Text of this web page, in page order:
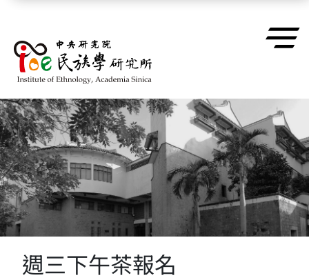
週三下午茶報名